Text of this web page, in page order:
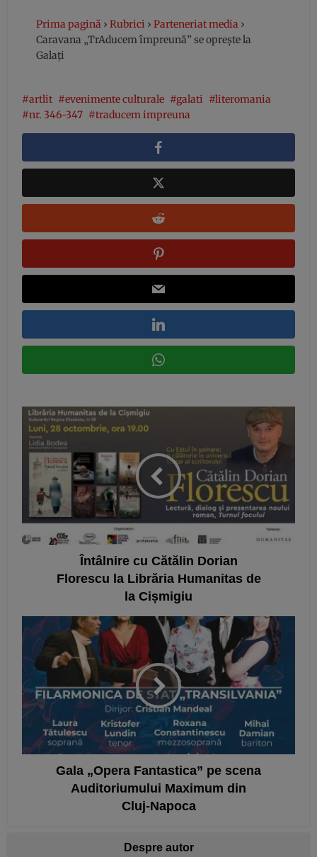
Prima pagină › Rubrici › Parteneriat media ›
Caravana „TrAducem împreună” se oprește la
Galați
artlit evenimente culturale galati
literomania
nr. 346-347
traducem impreuna
Întâlnire cu Cătălin Dorian
Florescu la Librăria Humanitas de
la Cișmigiu
Gala „Opera Fantastica” pe scena
Auditoriumului Maximum din
Cluj-Napoca
Despre autor